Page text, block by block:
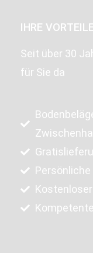
IHRE
Seit über 30
für Sie da